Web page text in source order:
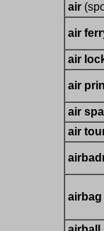
air
air
air
air
air
air
airbag